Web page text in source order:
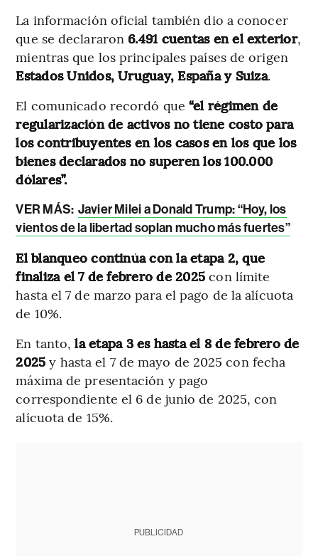
La información oficial también dio a conocer
que se declararon 6.491 cuentas en el exterior,
mientras que los principales países de origen
Estados Unidos, Uruguay, España y Suiza.
El comunicado recordó que “el régimen de
regularización de activos no tiene costo para
los contribuyentes en los casos en los que los
bienes declarados no superen los 100.000
dólares”.
VER MÁS: Javier Milei a Donald Trump: “Hoy, los
vientos de la libertad soplan mucho más fuertes”
El blanqueo continúa con la etapa 2, que
finaliza el 7 de febrero de 2025con límite
hasta el 7 de marzo para el pago de la alícuota
de 10%.
En tanto,la etapa 3 es hasta el 8 de febrero de
2025 y hasta el 7 de mayo de 2025 con fecha
máxima de presentación y pago
correspondiente el 6 de junio de 2025, con
alícuota de 15%.
PUBLICIDAD